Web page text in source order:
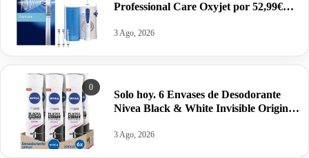
Professional Care Oxyjet por 52,99€
3 Ago, 2026
0
Solo hoy. 6 Envases de Desodorante
Nivea Black & White Invisible Original
3 Ago, 2026